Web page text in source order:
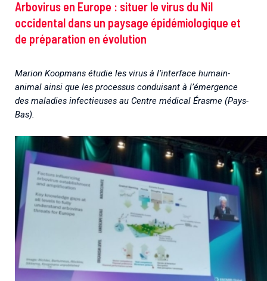
Arbovirus en Europe : situer le virus du Nil
occidental dans un paysage épidémiologique et
de préparation en évolution
Marion Koopmans étudie les virus à l’interface humain-
animal ainsi que les processus conduisant à l’émergence
des maladies infectieuses au Centre médical Érasme (Pays-
Bas).